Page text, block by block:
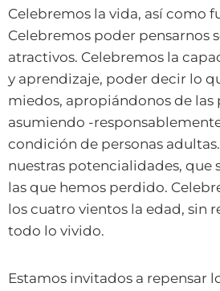
Celebremos la vida, así como
Celebremos poder pensarnos
atractivos. Celebremos la
y aprendizaje, poder decir lo
miedos, apropiándonos de las
asumiendo -
condición de personas
nuestras potencialidades, que
las que hemos perdido.
los cuatro vientos la edad, sin
todo lo vivido.
Estamos invitados a repensar